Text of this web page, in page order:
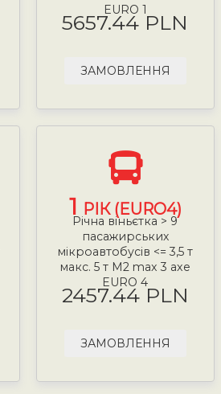
EURO 1
5657.44 PLN
ЗАМОВЛЕННЯ
1 РІК (EURO4)
Річна віньєтка > 9
пасажирських
мікроавтобусів <= 3,5 т
макс. 5 т М2 max 3 axe
EURO 4
2457.44 PLN
ЗАМОВЛЕННЯ